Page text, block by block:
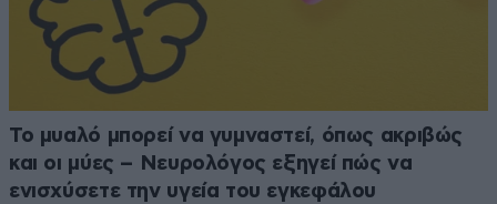
Το μυαλό μπορεί να γυμναστεί, όπως ακριβώς
και οι μύες – Νευρολόγος εξηγεί πώς να
ενισχύσετε την υγεία του εγκεφάλου